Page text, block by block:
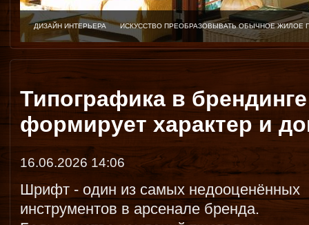
ДИЗАЙН ИНТЕРЬЕРА ИСКУССТВО ПРЕОБРАЗОВЫВАТЬ ОБЫЧНОЕ
Типографика в
формирует характер и
16.06.2026 14:06
Шрифт - один из самых недооценённых
инструментов в арсенале бренда.